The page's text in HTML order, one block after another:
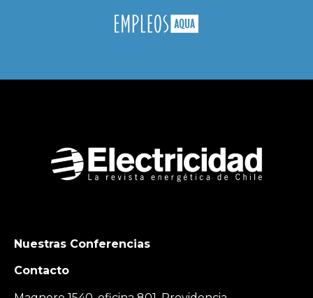
Nuestras Conferencias
Contacto